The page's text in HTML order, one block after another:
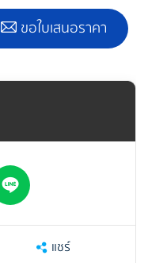
ขอใบเสนอราคา
แชร์